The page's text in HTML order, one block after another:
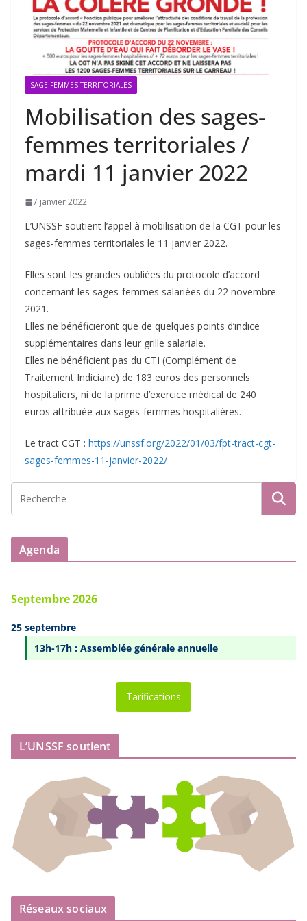
SAGE-FEMMES TERRITORIALES
Mobilisation des sages-
femmes territoriales /
mardi 11 janvier 2022
7 janvier 2022
L’UNSSF soutient l’appel à mobilisation de la CGT pour les
sages-femmes territoriales le 11 janvier 2022.
Elles sont les grandes oubliées du protocole d’accord
concernant les sages-femmes salariées du 22 novembre
2021.
Elles ne bénéficieront que de quelques points d’indice
supplémentaires dans leur grille salariale.
Elles ne bénéficient pas du CTI (Complément de
Traitement Indiciaire) de 183 euros des personnels
hospitaliers, ni de la prime d’exercice médical de 240
euros attribuée aux sages-femmes hospitalières.
Le tract CGT : https://unssf.org/2022/01/03/fpt-tract-cgt-
sages-femmes-11-janvier-2022/
Agenda
Septembre 2026
25 septembre
13h-17h : Assemblée générale annuelle
Tarifications
L’UNSSF soutient
Réseaux sociaux